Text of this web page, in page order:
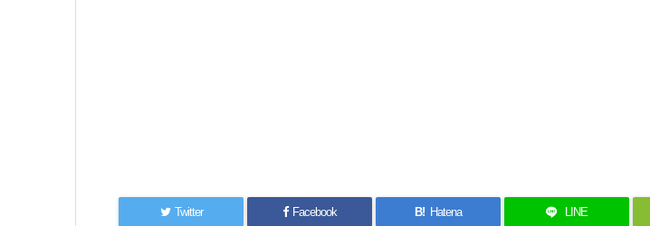
Twitter Facebook B! Hatena LINE